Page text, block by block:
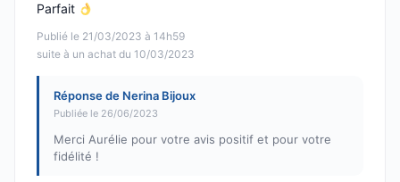
Publié le 21/03/2023 à 14h59
suite à un achat du 10/03/2023
Parfait
Réponse de Nerina Bijoux
Publiée le 26/06/2023
Merci Aurélie pour votre avis positif et pour votre
fidélité !